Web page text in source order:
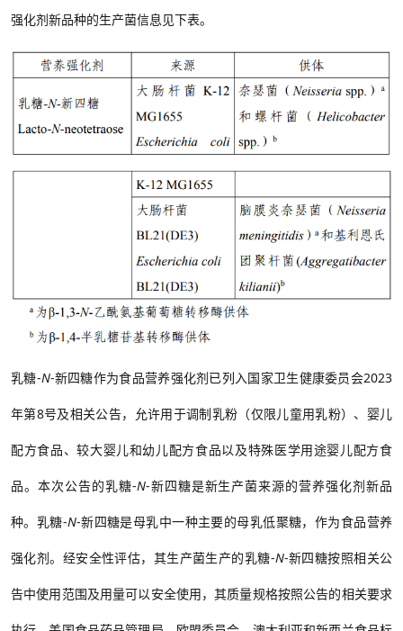
强化剂新品种的生产菌信息见下表。
乳糖-N-新四糖作为食品营养强化剂已列入国家卫生健康委员会2023
年第8号及相关公告， 允许用于调制乳粉（仅限儿童用乳粉）、婴儿
配方食品、较大婴儿和幼儿配方食品以及特殊医学用途婴儿配方食
品。 本次公告的乳糖-N-新四糖是新生产菌来源的营养强化剂新品
种。乳糖-N-新四糖是母乳中一种主要的母乳低聚糖，作为食品营养
强化剂。经安全性评估，其生产菌生产的乳糖-N-新四糖按照相关公
告中使用范围及用量可以安全使用，其质量规格按照公告的相关要求